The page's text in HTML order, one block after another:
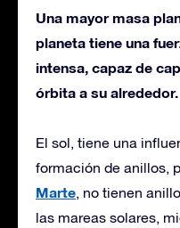
Una mayor masa
planeta tiene una
intensa, capaz de
órbita a su alrededor.
El sol, tiene una
formación de anillos,
Marte, no tienen
las mareas solares,